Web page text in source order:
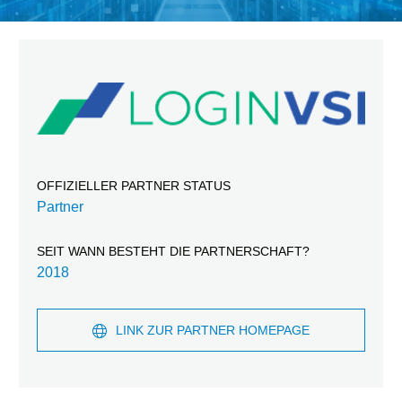
OFFIZIELLER PARTNER STATUS
Partner
SEIT WANN BESTEHT DIE PARTNERSCHAFT?
2018
LINK ZUR PARTNER HOMEPAGE